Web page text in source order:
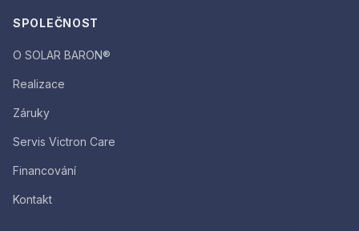
SPOLEČNOST
O SOLAR BARON®
Realizace
Záruky
Servis Victron Care
Financování
Kontakt